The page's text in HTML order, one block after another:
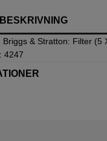
Briggs & Stratton: Filter (5
4247